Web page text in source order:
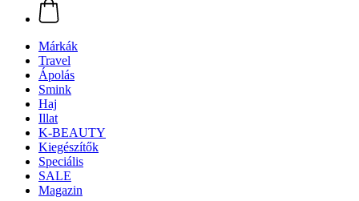
Márkák
Travel
Ápolás
Smink
Haj
Illat
K-BEAUTY
Kiegészítők
Speciális
SALE
Magazin